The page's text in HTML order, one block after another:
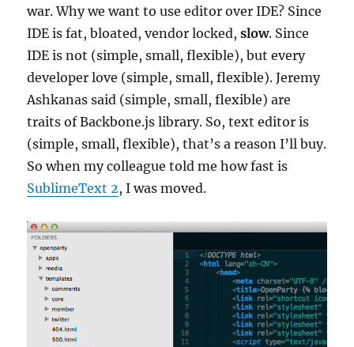
war. Why we want to use editor over IDE? Since
IDE is fat, bloated, vendor locked,slow. Since
IDE is not (simple, small, flexible), but every
developer love (simple, small, flexible). Jeremy
Ashkanas said (simple, small, flexible) are
traits of Backbone.js library. So, text editor is
(simple, small, flexible), that’s a reason I’ll buy.
So when my colleague told me how fast is
SublimeText 2, I was moved.